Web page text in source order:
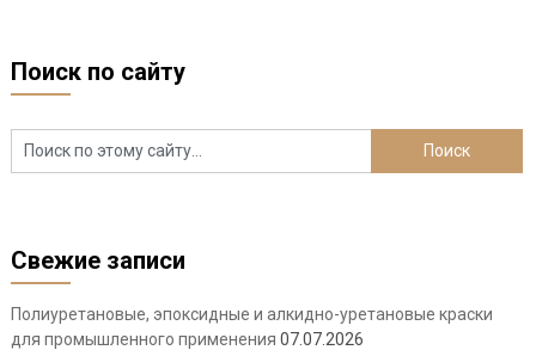
Поиск по сайту
Свежие записи
Полиуретановые, эпоксидные и алкидно-уретановые краски
для промышленного применения 07.07.2026